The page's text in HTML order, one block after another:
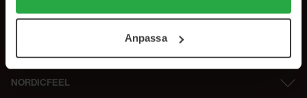
användningen av cookies. Du kan när som helst återkalla
samt vår Integritetspolicy.Anpassa
NORDICFEEL